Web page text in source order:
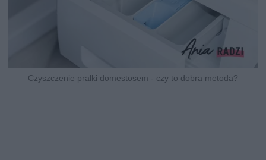
Czyszczenie pralki domestosem - czy to dobra metoda?